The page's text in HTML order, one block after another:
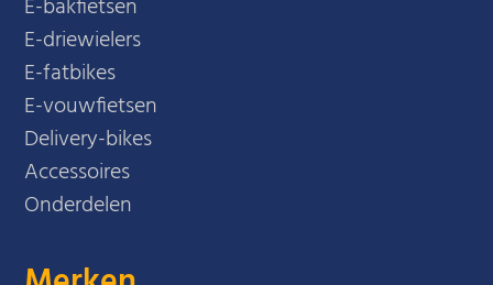
E-bakfietsen
E-driewielers
E-fatbikes
E-vouwfietsen
Delivery-bikes
Accessoires
Onderdelen